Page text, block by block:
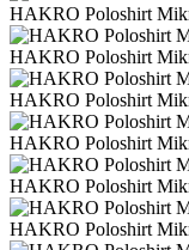
HAKRO Poloshirt
HAKRO Poloshirt
HAKRO Poloshirt
HAKRO Poloshirt
HAKRO Poloshirt
HAKRO Poloshirt